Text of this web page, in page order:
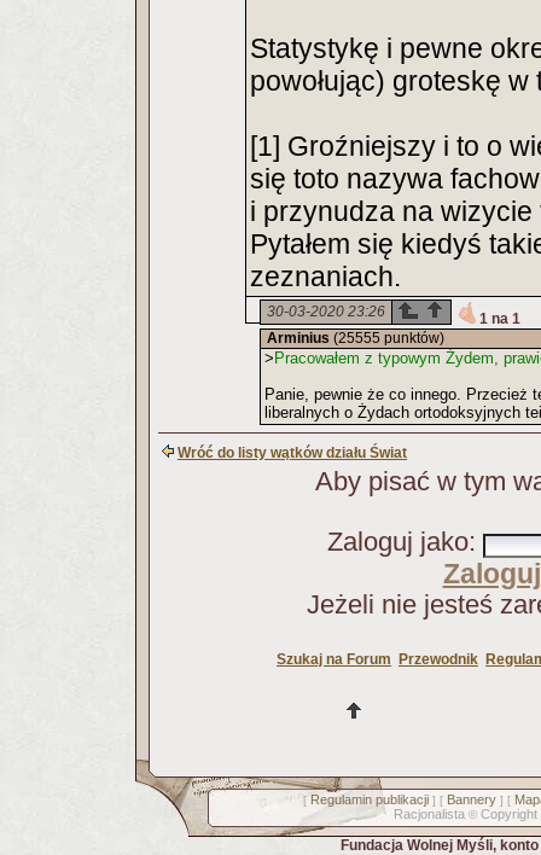
Statystykę i pewne
powołując) groteskę
[1] Groźniejszy i to o
się toto nazywa
i przynudza na
Pytałem się kiedyś
zeznaniach.
30-03-2020 23:26
1 na 1
Arminius (25555 punktów)
> Pracowałem z typowym Żydem,
Panie, pewnie że co innego. Przecież
liberalnych o Żydach ortodoksyjnych
Wróć do listy wątków działu Świat
Aby pisać w tym
Zaloguj jako:
Jeżeli nie jesteś
Szukaj na Forum Przewodnik
[ Regulamin publikacji] [ Bannery] [
Racjonalista © Copyright
Fundacja Wolnej Myśli,